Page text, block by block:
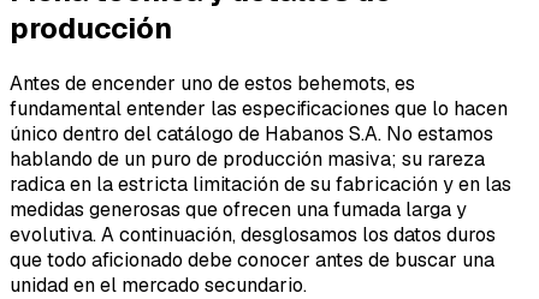
producción
Antes de encender uno de estos behemots, es
fundamental entender las especificaciones que lo hacen
único dentro del catálogo de Habanos S.A. No estamos
hablando de un puro de producción masiva; su rareza
radica en la estricta limitación de su fabricación y en las
medidas generosas que ofrecen una fumada larga y
evolutiva. A continuación, desglosamos los datos duros
que todo aficionado debe conocer antes de buscar una
unidad en el mercado secundario.